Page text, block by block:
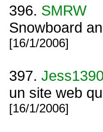
396. SMRW
Snowboard
[16/1/2006]
397.
un site web
[16/1/2006]